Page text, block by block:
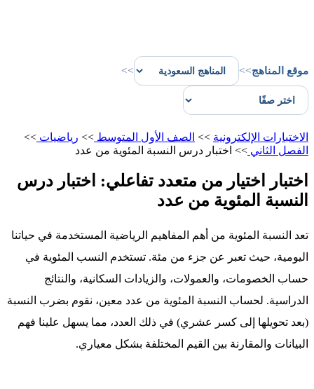
موقع المناهج>>
>>
الاختبارات الإلكترونية >> الصف الأول المتوسط >> رياضيات >>
الفصل الثاني >> اختبار درس النسبة المئوية من عدد
اختبار اختيار من متعدد تفاعلي: اختبار درس
النسبة المئوية من عدد
تعد النسبة المئوية من أهم المفاهيم الرياضية المستخدمة في حياتنا
اليومية، حيث تعبر عن جزء من مئة. تستخدم النسب المئوية في
حساب الخصومات، والعمولات، والزيادات السكانية، والنتائج
الدراسية. لحساب النسبة المئوية من عدد معين، نقوم بضرب النسبة
(بعد تحويلها إلى كسر عشري) في ذلك العدد، مما يسهل علينا فهم
البيانات والمقارنة بين القيم المختلفة بشكل معياري.